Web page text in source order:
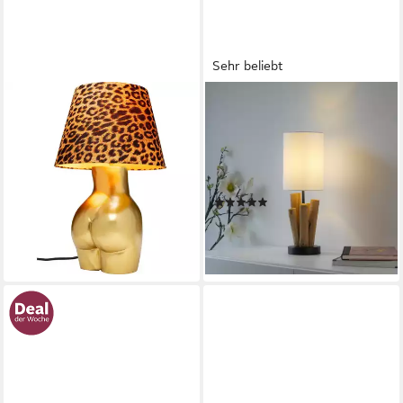
KARE DESIGN
Tischleuchte Donna Leo, ohne
Leuchtmittel
149,00 €
lieferbar - in 5-6 Werktagen bei dir
Sehr beliebt
- Optik, Vintage Style,
Schnurschalter, Tischlampe
(68)
39,99 € UVP86,25 €
-54%
lieferbar - in 1-2 Werktagen bei dir